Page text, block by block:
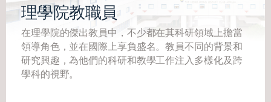
理學院教職員
在理學院的傑出教員中，不少都在其科研領域上擔當
領導角色，並在國際上享負盛名。教員不同的背景和
研究興趣，為他們的科研和教學工作注入多樣化及跨
學科的視野。